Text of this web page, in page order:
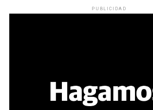
PUBLICIDAD